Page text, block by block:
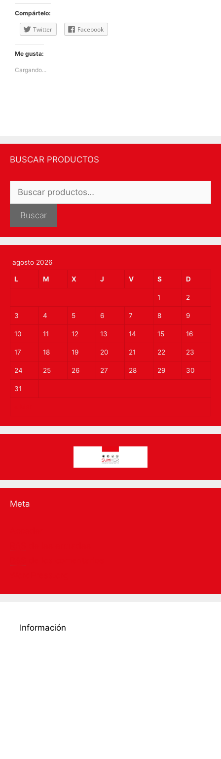
Compártelo:
Twitter Facebook
Me gusta:
Cargando...
BUSCAR PRODUCTOS
por:
Buscar
agosto 2026
L M X J V S D
1 2
3 4 5 6 7 8 9
10 11 12 13 14 15 16
17 18 19 20 21 22 23
24 25 26 27 28 29 30
31
Meta
Información